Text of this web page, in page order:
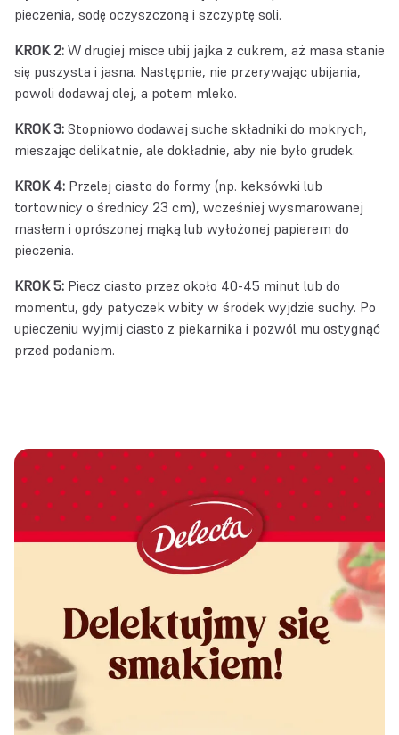
pieczenia, sodę oczyszczoną i szczyptę soli.
KROK 2: W drugiej misce ubij jajka z cukrem, aż masa stanie
się puszysta i jasna. Następnie, nie przerywając ubijania,
powoli dodawaj olej, a potem mleko.
KROK 3: Stopniowo dodawaj suche składniki do mokrych,
mieszając delikatnie, ale dokładnie, aby nie było grudek.
KROK 4: Przelej ciasto do formy (np. keksówki lub
tortownicy o średnicy 23 cm), wcześniej wysmarowanej
masłem i oprószonej mąką lub wyłożonej papierem do
pieczenia.
KROK 5: Piecz ciasto przez około 40-45 minut lub do
momentu, gdy patyczek wbity w środek wyjdzie suchy. Po
upieczeniu wyjmij ciasto z piekarnika i pozwól mu ostygnąć
przed podaniem.